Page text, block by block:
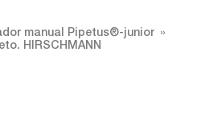
manual Pipetus®-junior
HIRSCHMANN